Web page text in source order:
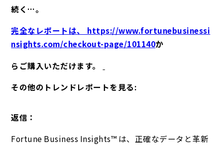
続く…。
完全なレポートは、 https://www.fortunebusinessi
nsights.com/checkout-page/101140か
らご購入いただけます。
その他のトレンドレポートを見る:
返信：
Fortune Business Insights™ は、正確なデータと革新